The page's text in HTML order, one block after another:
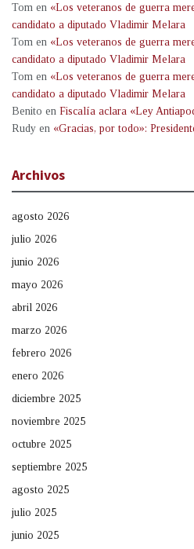
Tom en «Los veteranos de guerra
candidato a diputado Vladimir Melara
Tom en «Los veteranos de guerra
candidato a diputado Vladimir Melara
Tom en «Los veteranos de guerra
candidato a diputado Vladimir Melara
Benito en Fiscalía aclara «Ley
Rudy en «Gracias, por todo»:
Archivos
agosto 2026
julio 2026
junio 2026
mayo 2026
abril 2026
marzo 2026
febrero 2026
enero 2026
diciembre 2025
noviembre 2025
octubre 2025
septiembre 2025
agosto 2025
julio 2025
junio 2025